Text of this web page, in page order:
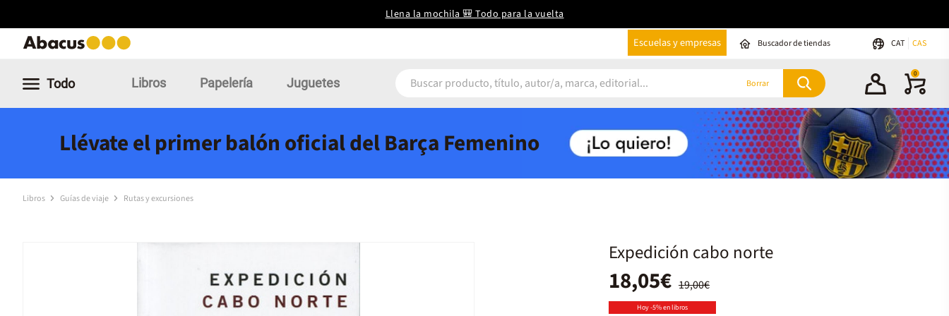
Llena la mochila 🎒 Todo para la vuelta
Escuelas y empresas Buscador de tiendas CAT CAS
Todo Libros Papelería Juguetes Borrar
0
Llévate el primer balón oficial del Barça Femenino
Libros Guías de viaje Rutas y excursiones
Expedición cabo norte
19,00€
18,05€
Hoy -5% en libros